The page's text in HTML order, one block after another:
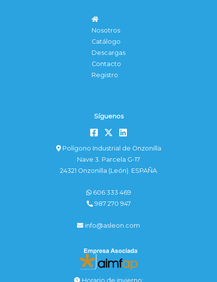
Nosotros
Catálogo
Descargas
Contacto
Registro
Síguenos
Polígono Industrial de Onzonilla
Nave 3. Parcela G-17
24321 Onzonilla (León). ESPAÑA
606 333 469
987 270 947
info@asleon.com
Horario de invierno: